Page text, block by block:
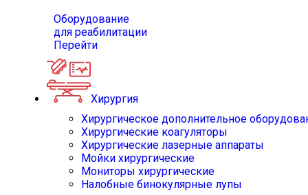
Оборудование
для реабилитации
Перейти
Хирургия
Хирургическое дополнительное
Хирургические коагуляторы
Хирургические лазерные аппараты
Мойки хирургические
Мониторы хирургические
Налобные бинокулярные лупы